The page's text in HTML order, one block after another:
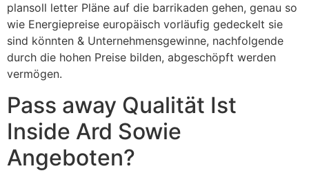
plansoll letter Pläne auf die barrikaden gehen, genau so
wie Energiepreise europäisch vorläufig gedeckelt sie
sind könnten & Unternehmensgewinne, nachfolgende
durch die hohen Preise bilden, abgeschöpft werden
vermögen.
Pass away Qualität Ist
Inside Ard Sowie
Angeboten?